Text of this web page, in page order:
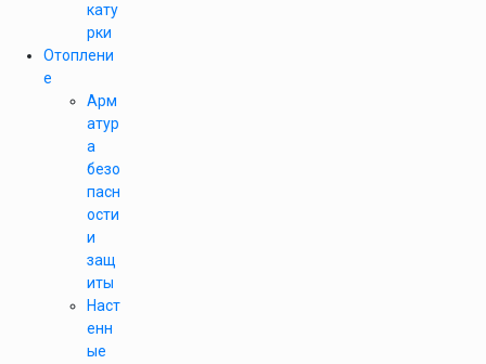
кату
рки
Отоплени
е
Арм
атур
а
безо
пасн
ости
и
защ
иты
Наст
енн
ые